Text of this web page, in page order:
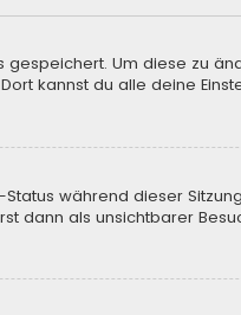
Um diese zu
kannst du alle deine
während dieser
dann als unsichtbarer